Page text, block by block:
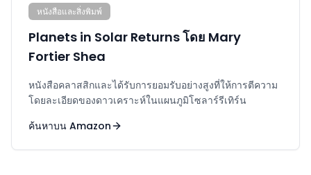
หนังสือและสิ่งพิมพ์
Planets in Solar Returns โดย Mary
Fortier Shea
หนังสือคลาสสิกและได้รับการยอมรับอย่างสูงที่ให้การตีความ
โดยละเอียดของดาวเคราะห์ในแผนภูมิโซลาร์รีเทิร์น
ค้นหาบน Amazon